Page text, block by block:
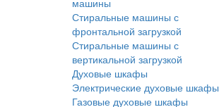
машины
Стиральные машины с
фронтальной загрузкой
Стиральные машины с
вертикальной загрузкой
Духовые шкафы
Электрические духовые шкафы
Газовые духовые шкафы